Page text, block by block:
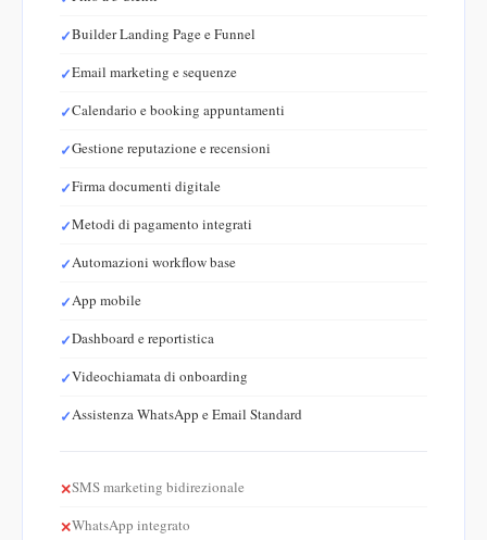
Builder Landing Page e Funnel
Email marketing e sequenze
Calendario e booking appuntamenti
Gestione reputazione e recensioni
Firma documenti digitale
Metodi di pagamento integrati
Automazioni workflow base
App mobile
Dashboard e reportistica
Videochiamata di onboarding
Assistenza WhatsApp e Email Standard
SMS marketing bidirezionale
WhatsApp integrato